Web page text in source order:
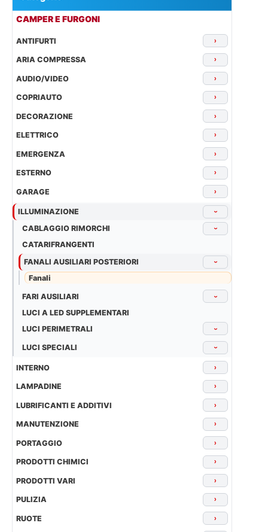
CAMPER E FURGONI
ANTIFURTI ›
ARIA COMPRESSA ›
AUDIO/VIDEO ›
COPRIAUTO ›
DECORAZIONE ›
ELETTRICO ›
EMERGENZA ›
ESTERNO ›
GARAGE ›
ILLUMINAZIONE ›
CABLAGGIO RIMORCHI ›
CATARIFRANGENTI
FANALI AUSILIARI POSTERIORI
›
Fanali
FARI AUSILIARI ›
LUCI A LED SUPPLEMENTARI
LUCI PERIMETRALI
›
LUCI SPECIALI ›
INTERNO ›
LAMPADINE ›
LUBRIFICANTI E ADDITIVI ›
MANUTENZIONE ›
PORTAGGIO ›
PRODOTTI CHIMICI ›
PRODOTTI VARI ›
PULIZIA ›
RUOTE ›